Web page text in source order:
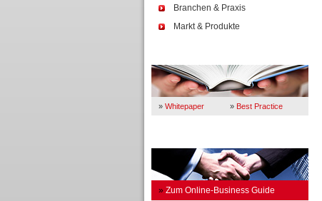
Branchen & Praxis
Markt & Produkte
» Whitepaper » Best Practice
» Zum Online-Business Guide